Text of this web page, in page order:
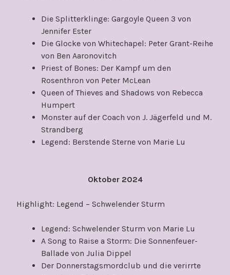
Die Splitterklinge: Gargoyle Queen 3 von
Jennifer Ester
Die Glocke von Whitechapel: Peter Grant-Reihe
von Ben Aaronovitch
Priest of Bones: Der Kampf um den
Rosenthron von Peter McLean
Queen of Thieves and Shadows von Rebecca
Humpert
Monster auf der Coach von J. Jägerfeld und M.
Strandberg
Legend: Berstende Sterne von Marie Lu
Oktober 2024
Highlight: Legend – Schwelender Sturm
Legend: Schwelender Sturm von Marie Lu
A Song to Raise a Storm: Die Sonnenfeuer-
Ballade von Julia Dippel
Der Donnerstagsmordclub und die verirrte